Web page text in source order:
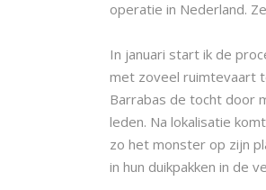
operatie in Nederland.
In januari start ik de
met zoveel ruimtevaart
Barrabas de tocht door
leden. Na lokalisatie
zo het monster op zijn
in hun duikpakken in de